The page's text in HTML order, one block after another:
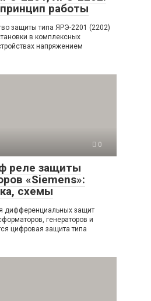
работы
защиты типа ЯРЭ-2201 (2202)
в комплексных
напряжением
0
реле защиты
«Siemens»:
схемы
дифференциальных защит
генераторов и
цифровая защита типа